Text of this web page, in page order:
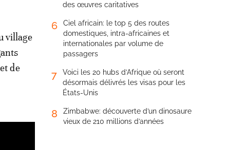
village
de
des œuvres caritatives
6
Ciel africain: le top 5 des routes
domestiques, intra-africaines et
internationales par volume de
passagers
7
Voici les 20 hubs d’Afrique où seront
désormais délivrés les visas pour les
États-Unis
8
Zimbabwe: découverte d’un dinosaure
vieux de 210 millions d’années